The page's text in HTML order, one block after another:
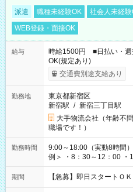
派遣 職種未経験OK 社会人未経験
WEB登録・面接OK
給与
時給1500円 ■日払い・週
OK(規定あり)
交通費別途支給あり
勤務地
東京都新宿区
新宿駅 / 新宿三丁目駅
大手物流会社（年齢不
職場です！）
勤務時間
9:00～18:00（実動8時間） 希望の時間帯を選べます！ ＜シフト
例＞ ・8：30～12：00
・13：00～22：00 ・22
期間 【急募】即日スタートＯ